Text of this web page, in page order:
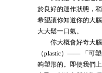
於良好的運作狀態，
希望讓你知道你的大
大大鬆一口氣。
你大概會好奇大腦
（plastic）—— 「可
夠塑形的。即使我們